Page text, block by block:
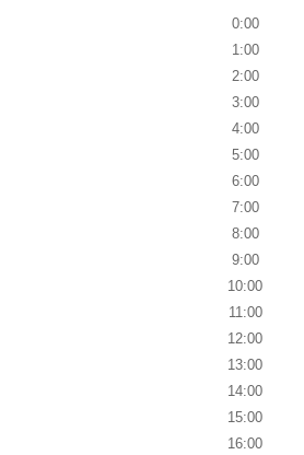
0:00
1:00
2:00
3:00
4:00
5:00
6:00
7:00
8:00
9:00
10:00
11:00
12:00
13:00
14:00
15:00
16:00